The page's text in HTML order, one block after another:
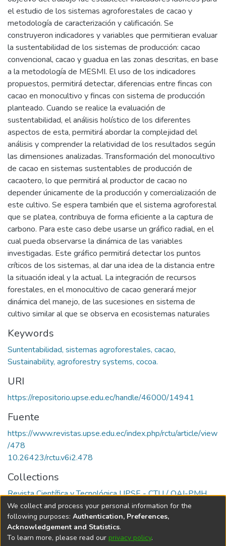
el estudio de los sistemas agroforestales de cacao y
metodología de caracterización y calificación. Se
construyeron indicadores y variables que permitieran evaluar
la sustentabilidad de los sistemas de producción: cacao
convencional, cacao y guadua en las zonas descritas, en base
a la metodología de MESMI. El uso de los indicadores
propuestos, permitirá detectar, diferencias entre fincas con
cacao en monocultivo y fincas con sistema de producción
planteado. Cuando se realice la evaluación de
sustentabilidad, el análisis holístico de los diferentes
aspectos de esta, permitirá abordar la complejidad del
análisis y comprender la relatividad de los resultados según
las dimensiones analizadas. Transformación del monocultivo
de cacao en sistemas sustentables de producción de
cacaotero, lo que permitirá al productor de cacao no
depender únicamente de la producción y comercialización de
este cultivo. Se espera también que el sistema agroforestal
que se platea, contribuya de forma eficiente a la captura de
carbono. Para este caso debe usarse un gráfico radial, en el
cual pueda observarse la dinámica de las variables
investigadas. Este gráfico permitirá detectar los puntos
críticos de los sistemas, al dar una idea de la distancia entre
la situación ideal y la actual. La integración de recursos
forestales, en el monocultivo de cacao generará mejor
dinámica del manejo, de las sucesiones en sistema de
cultivo similar al que se observa en ecosistemas naturales
Keywords
Suntentabilidad, sistemas agroforestales, cacao,
Sustainability, agroforestry systems, cocoa.
URI
https://repositorio.upse.edu.ec/handle/46000/14941
Fuente
https://www.revistas.upse.edu.ec/index.php/rctu/article/view
/478
10.26423/rctu.v6i2.478
Collections
Revista Científica y Tecnológica UPSE - CTU / OAI-PMH
Full item page
DSpace softwarecopyright © 2002-2026
We collect and process your personal information for the
following purposes: Authentication, Preferences,
Acknowledgement and Statistics.
To learn more, please read our privacy policy.